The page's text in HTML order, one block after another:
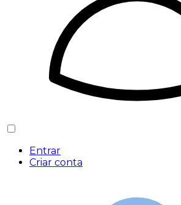
Entrar
Criar conta